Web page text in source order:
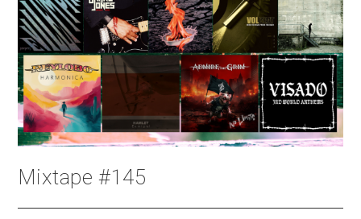
Mixtape #145